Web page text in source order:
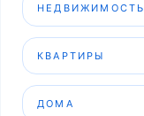
НЕДВИЖИМОСТЬ
КВАРТИРЫ
ДОМА